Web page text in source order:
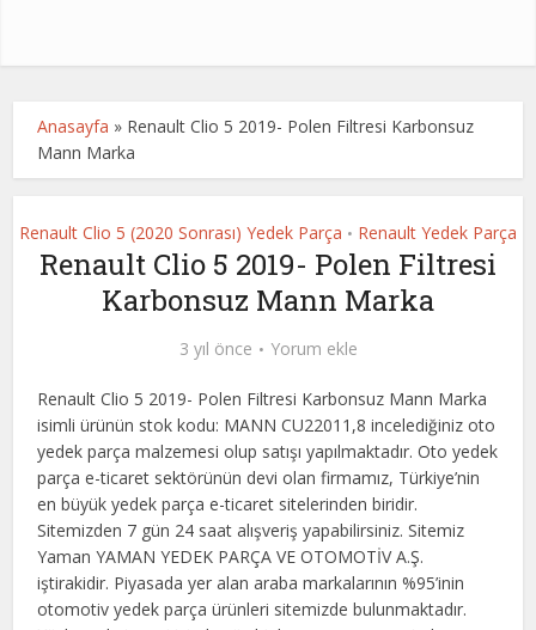
Anasayfa » Renault Clio 5 2019- Polen Filtresi Karbonsuz
Mann Marka
Renault Clio 5 (2020 Sonrası) Yedek Parça • Renault Yedek Parça
Renault Clio 5 2019- Polen Filtresi
Karbonsuz Mann Marka
3 yıl önce Yorum ekle
Renault Clio 5 2019- Polen Filtresi Karbonsuz Mann Marka
isimli ürünün stok kodu: MANN CU22011,8 incelediğiniz oto
yedek parça malzemesi olup satışı yapılmaktadır. Oto yedek
parça e-ticaret sektörünün devi olan firmamız, Türkiye’nin
en büyük yedek parça e-ticaret sitelerinden biridir.
Sitemizden 7 gün 24 saat alışveriş yapabilirsiniz. Sitemiz
Yaman YAMAN YEDEK PARÇA VE OTOMOTİV A.Ş.
iştirakidir. Piyasada yer alan araba markalarının %95’inin
otomotiv yedek parça ürünleri sitemizde bulunmaktadır.